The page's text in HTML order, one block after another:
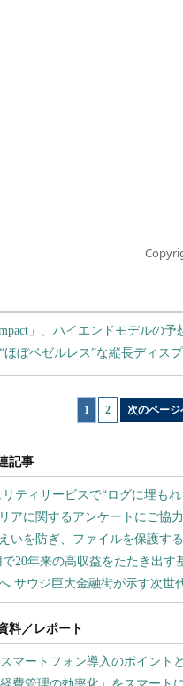
」、ハイエンドモデルの
ほぼベゼルレス”な縦長ディス
1 2 次のページ
料／レポート
マートフォン導入のポイント